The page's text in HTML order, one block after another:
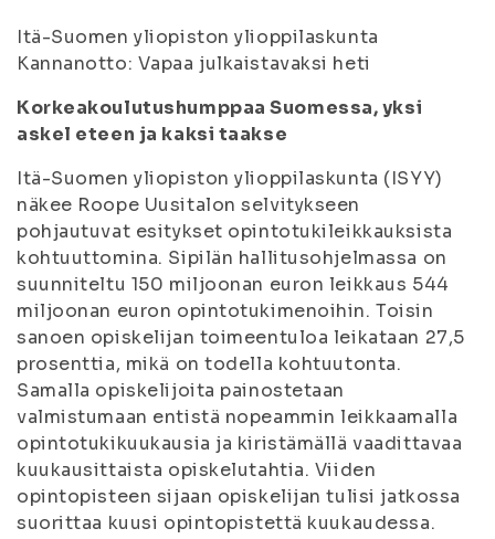
Itä-Suomen yliopiston ylioppilaskunta
Kannanotto: Vapaa julkaistavaksi heti
Korkeakoulutushumppaa Suomessa, yksi
askel eteen ja kaksi taakse
Itä-Suomen yliopiston ylioppilaskunta (ISYY)
näkee Roope Uusitalon selvitykseen
pohjautuvat esitykset opintotukileikkauksista
kohtuuttomina. Sipilän hallitusohjelmassa on
suunniteltu 150 miljoonan euron leikkaus 544
miljoonan euron opintotukimenoihin. Toisin
sanoen opiskelijan toimeentuloa leikataan 27,5
prosenttia, mikä on todella kohtuutonta.
Samalla opiskelijoita painostetaan
valmistumaan entistä nopeammin leikkaamalla
opintotukikuukausia ja kiristämällä vaadittavaa
kuukausittaista opiskelutahtia. Viiden
opintopisteen sijaan opiskelijan tulisi jatkossa
suorittaa kuusi opintopistettä kuukaudessa.